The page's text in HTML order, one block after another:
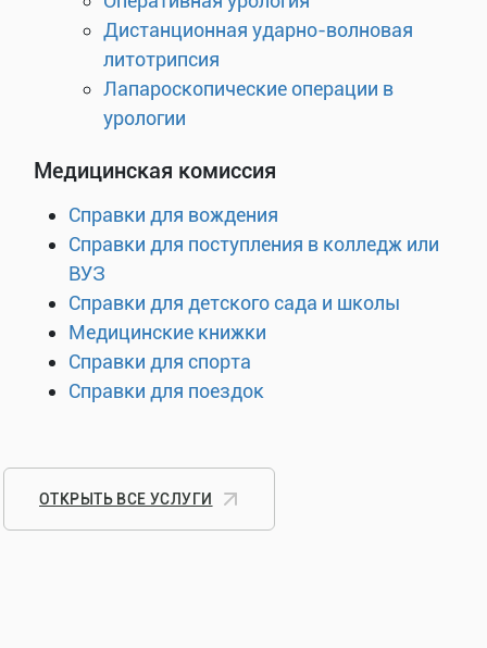
Дистанционная ударно-волновая
литотрипсия
Лапароскопические операции в
урологии
Медицинская комиссия
Справки для вождения
Справки для поступления в колледж или
ВУЗ
Справки для детского сада и школы
Медицинские книжки
Справки для спорта
Справки для поездок
ОТКРЫТЬ ВСЕ УСЛУГИ